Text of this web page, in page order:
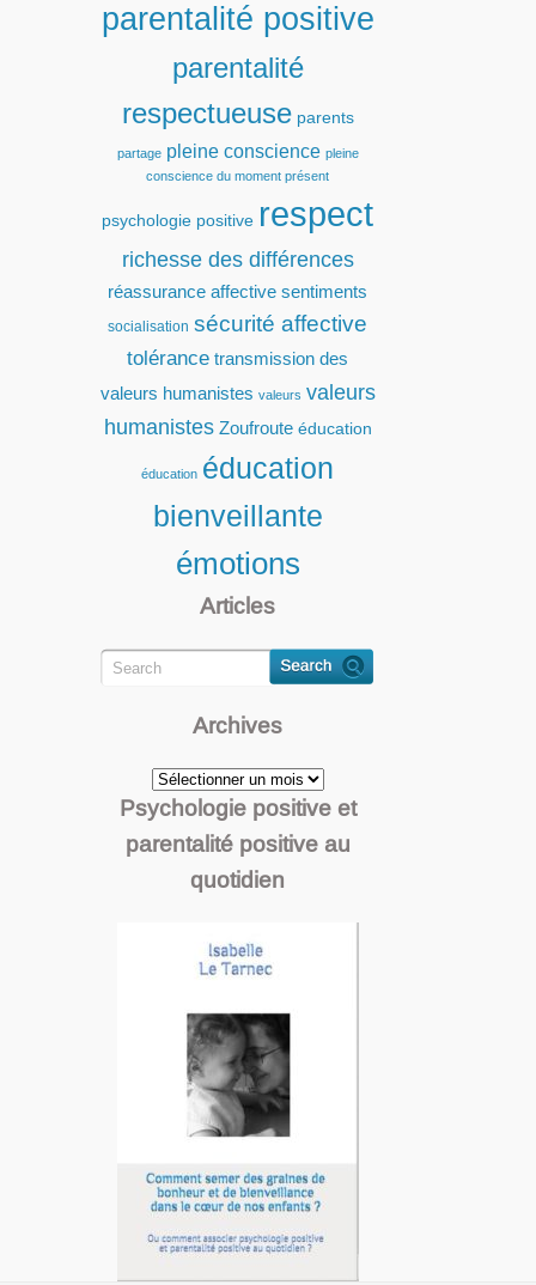
parentalité positive
parentalité
respectueuse parents
partage pleine conscience pleine
conscience du moment présent
psychologie positive respect
richesse des différences
réassurance affective sentiments
socialisation sécurité affective
tolérance transmission des
valeurs humanistes valeurs valeurs
humanistes Zoufroute éducation
éducation éducation
bienveillante
émotions
Articles
Archives
Archives
Psychologie positive et
parentalité positive au
quotidien